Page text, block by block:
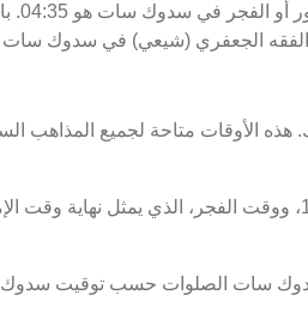
موعد
الفقه الجعفري (شيعي) في سدوك سات
الأوقات متاحة لجميع المذاهب
سات الصلوات حسب توقيت سدوك